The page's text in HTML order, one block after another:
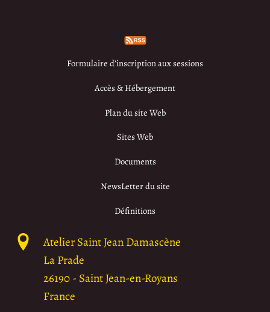
Formulaire d’inscription aux sessions
Accès & Hébergement
Plan du site Web
Sites Web
Documents
NewsLetter du site
Définitions
Atelier Saint Jean Damascène
La Prade
26190- Saint Jean-en-Royans
France